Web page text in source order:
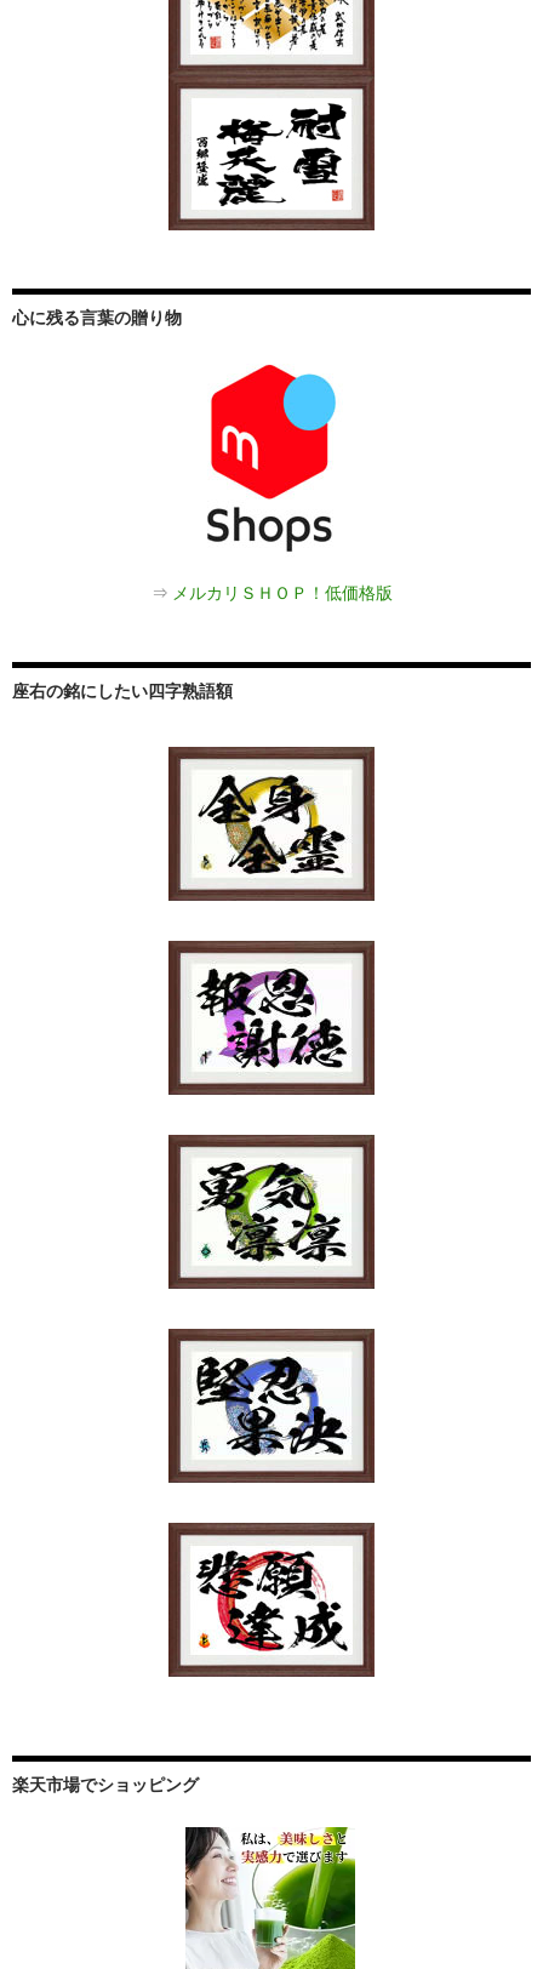
心に残る言葉の贈り物
⇒ メルカリＳＨＯＰ！低価格版
座右の銘にしたい四字熟語額
楽天市場でショッピング